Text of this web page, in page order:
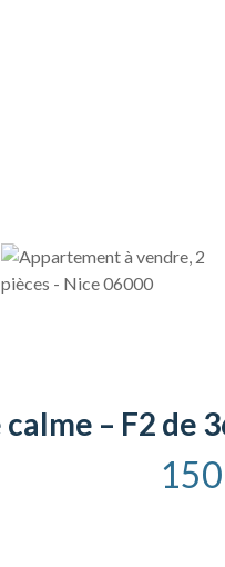
– F2 de